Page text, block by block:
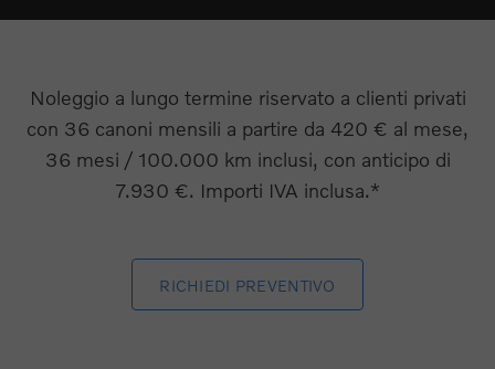
Noleggio a lungo termine riservato a clienti privati
con 36 canoni mensili a partire da 420 € al mese,
36 mesi / 100.000 km inclusi, con anticipo di
7.930 €. Importi IVA inclusa.*
RICHIEDI PREVENTIVO